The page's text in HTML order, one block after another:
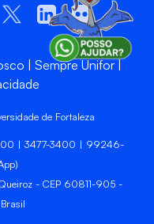
Sempre Unifor
de Fortaleza
| 3477-3400 | 99246-
- CEP 60811-905 -